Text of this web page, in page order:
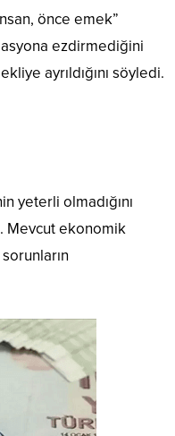
önce emek”
ezdirmediğini
ayrıldığını söyledi.
yeterli olmadığını
Mevcut ekonomik